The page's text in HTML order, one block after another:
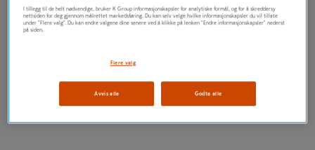
I tillegg til de helt nødvendige, bruker K Group informasjonskapsler for analytiske formål, og for å skreddersy
nettsiden for deg gjennom målrettet markedsføring. Du kan selv velge hvilke informasjonskapsler du vil tillate
under "Flere valg". Du kan endre valgene dine senere ved å klikke på lenken "Endre informasjonskapsler" nederst
på siden.
Flere valg
Avvis alle Godta alle